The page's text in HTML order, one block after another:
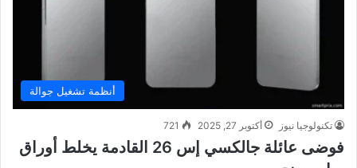
أنظمة تشغيل جوالة
تكنولوجيا نيوز أكتوبر 27, 2025 721
فوضى عائلة جالكسي إس 26 القادمة يخلط أوراق